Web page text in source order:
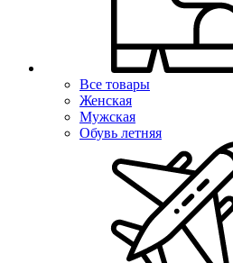
Все товары
Женская
Мужская
Обувь летняя